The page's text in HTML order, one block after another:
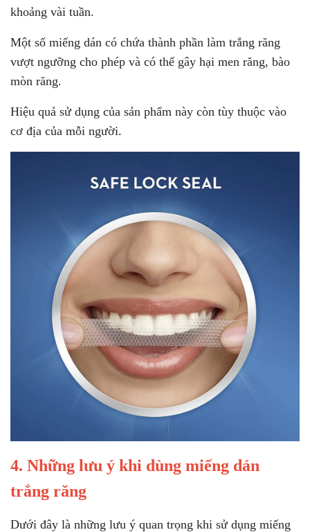
khoảng vài tuần.
Một số miếng dán có chứa thành phần làm trắng răng
vượt ngưỡng cho phép và có thể gây hại men răng, bào
mòn răng.
Hiệu quả sử dụng của sản phẩm này còn tùy thuộc vào
cơ địa của mỗi người.
4. Những lưu ý khi dùng miếng dán
trắng răng
Dưới đây là những lưu ý quan trọng khi sử dụng miếng